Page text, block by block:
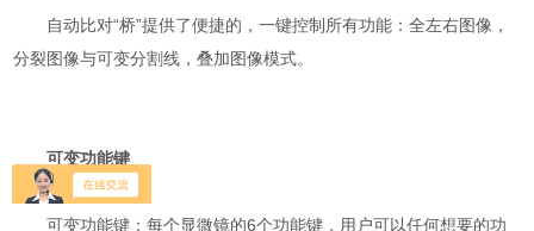
自动比对“桥”提供了便捷的，一键控制所有功能：全左右图像，
分裂图像与可变分割线，叠加图像模式。
可变功能键
可变功能键：每个显微镜的6个功能键，用户可以任何想要的功